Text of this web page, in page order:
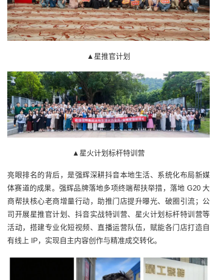
▲星推官计划
▲星火计划标杆特训营
亮眼排名的背后，是强辉深耕抖音本地生活、系统化布局新媒
体赛道的成果。强辉品牌落地多项终端帮扶举措，落地 G20 大
商帮扶核心老商增量行动，助推门店提升曝光、破圈引流；公
司开展星推官计划、抖音实战特训营、星火计划标杆特训营等
活动，搭建专业化短视频、直播运营队伍，赋能各门店打造自
有线上 IP，实现自主内容创作与精准成交转化。